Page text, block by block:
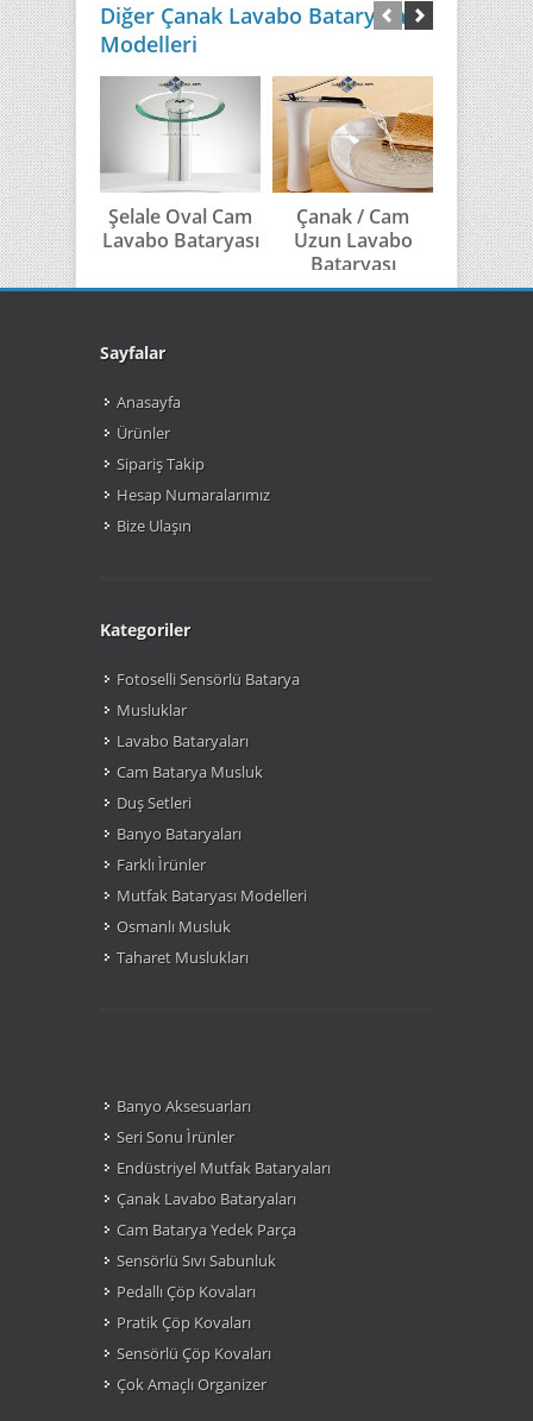
Diğer Çanak Lavabo Bataryaları
Modelleri
Şelale Oval Cam
Lavabo Bataryası
Çanak / Cam
Uzun Lavabo
Bataryası
Çanak
Sayfalar
Anasayfa
Ürünler
Sipariş Takip
Hesap Numaralarımız
Bize Ulaşın
Kategoriler
Fotoselli Sensörlü Batarya
Musluklar
Lavabo Bataryaları
Cam Batarya Musluk
Duş Setleri
Banyo Bataryaları
Farklı Ìrünler
Mutfak Bataryası Modelleri
Osmanlı Musluk
Taharet Muslukları
Banyo Aksesuarları
Seri Sonu Ìrünler
Endüstriyel Mutfak Bataryaları
Çanak Lavabo Bataryaları
Cam Batarya Yedek Parça
Sensörlü Sıvı Sabunluk
Pedallı Çöp Kovaları
Pratik Çöp Kovaları
Sensörlü Çöp Kovaları
Çok Amaçlı Organizer